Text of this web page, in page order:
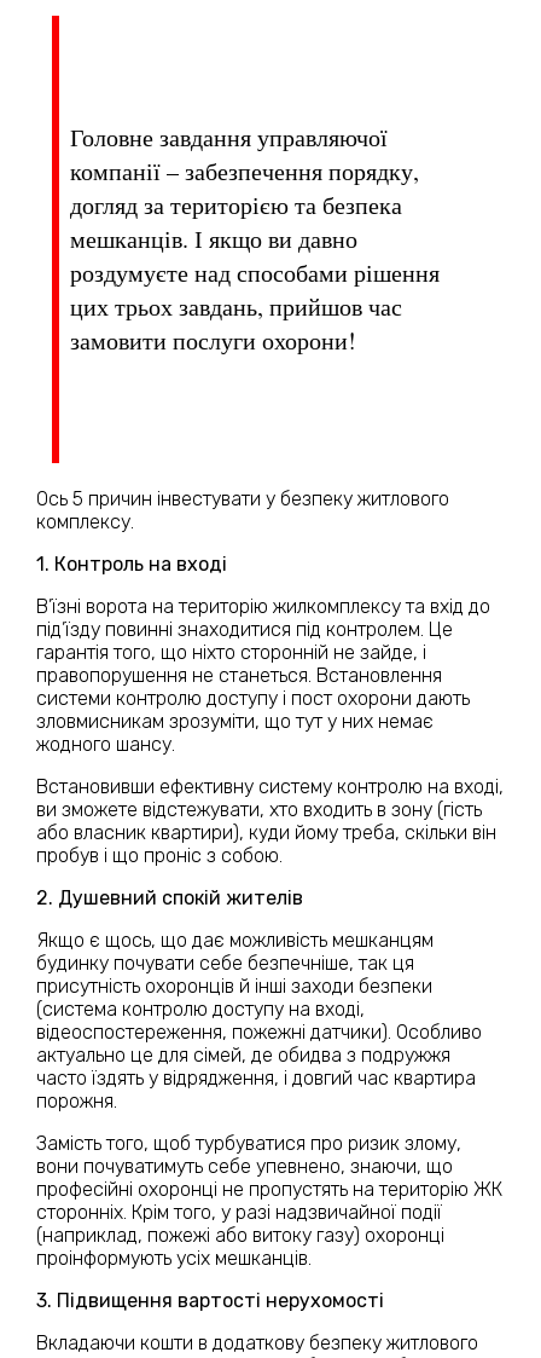
Головне завдання управляючої
компанії – забезпечення порядку,
догляд за територією та безпека
мешканців. І якщо ви давно
роздумуєте над способами рішення
цих трьох завдань, прийшов час
замовити послуги охорони!
Ось 5 причин інвестувати у безпеку житлового
комплексу.
1. Контроль на вході
В’їзні ворота на територію жилкомплексу та вхід до
під’їзду повинні знаходитися під контролем. Це
гарантія того, що ніхто сторонній не зайде, і
правопорушення не станеться. Встановлення
системи контролю доступу і пост охорони дають
зловмисникам зрозуміти, що тут у них немає
жодного шансу.
Встановивши ефективну систему контролю на вході,
ви зможете відстежувати, хто входить в зону (гість
або власник квартири), куди йому треба, скільки він
пробув і що проніс з собою.
2. Душевний спокій жителів
Якщо є щось, що дає можливість мешканцям
будинку почувати себе безпечніше, так ця
присутність охоронців й інші заходи безпеки
(система контролю доступу на вході,
відеоспостереження, пожежні датчики). Особливо
актуально це для сімей, де обидва з подружжя
часто їздять у відрядження, і довгий час квартира
порожня.
Замість того, щоб турбуватися про ризик злому,
вони почуватимуть себе упевнено, знаючи, що
професійні охоронці не пропустять на територію ЖК
сторонніх. Крім того, у разі надзвичайної події
(наприклад, пожежі або витоку газу) охоронці
проінформують усіх мешканців.
3. Підвищення вартості нерухомості
Вкладаючи кошти в додаткову безпеку житлового